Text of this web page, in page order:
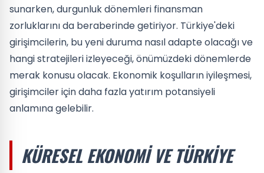
sunarken, durgunluk dönemleri finansman
zorluklarını da beraberinde getiriyor. Türkiye'deki
girişimcilerin, bu yeni duruma nasıl adapte olacağı ve
hangi stratejileri izleyeceği, önümüzdeki dönemlerde
merak konusu olacak. Ekonomik koşulların iyileşmesi,
girişimciler için daha fazla yatırım potansiyeli
anlamına gelebilir.
KÜRESEL EKONOMI VE TÜRKIYE